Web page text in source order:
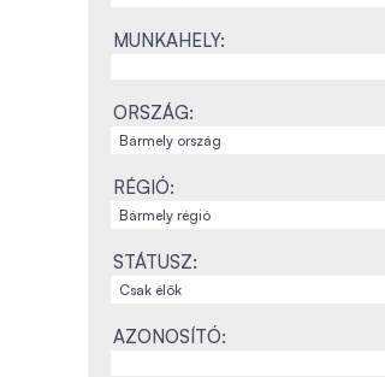
MUNKAHELY:
ORSZÁG:
RÉGIÓ:
STÁTUSZ:
AZONOSÍTÓ: